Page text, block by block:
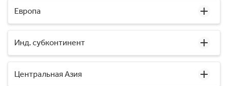
Европа
Инд. субконтинент
Центральная Азия